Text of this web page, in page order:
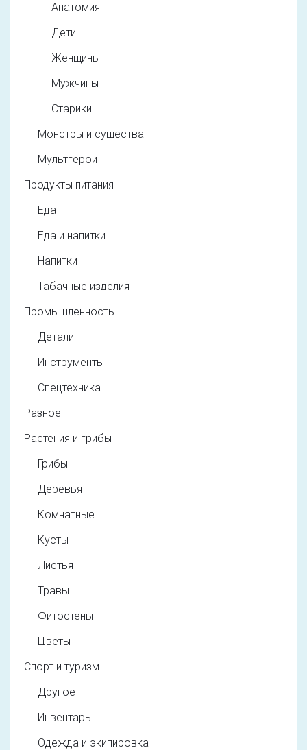
Анатомия
Дети
Женщины
Мужчины
Старики
Монстры и существа
Мультгерои
Продукты питания
Еда
Еда и напитки
Напитки
Табачные изделия
Промышленность
Детали
Инструменты
Спецтехника
Разное
Растения и грибы
Грибы
Деревья
Комнатные
Кусты
Листья
Травы
Фитостены
Цветы
Спорт и туризм
Другое
Инвентарь
Одежда и экипировка